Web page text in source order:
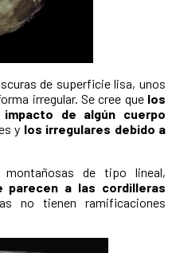
de superficie lisa, unos
irregular. Se cree que los
de algún cuerpo
y los irregulares debido a
de tipo lineal,
parecen a las cordilleras
no tienen ramificaciones